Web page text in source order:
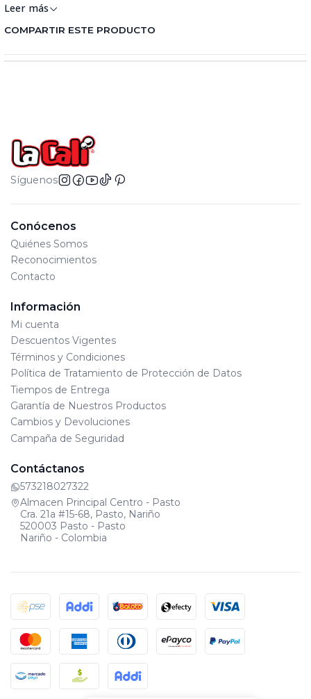
Leer más
COMPARTIR ESTE PRODUCTO
Síguenos
Conócenos
Quiénes Somos
Reconocimientos
Contacto
Información
Mi cuenta
Descuentos Vigentes
Términos y Condiciones
Política de Tratamiento de Protección de Datos
Tiempos de Entrega
Garantía de Nuestros Productos
Cambios y Devoluciones
Campaña de Seguridad
Contáctanos
573218027322
Almacen Principal Centro - Pasto
Cra. 21a #15-68, Pasto, Nariño
520003 Pasto - Pasto
Nariño - Colombia